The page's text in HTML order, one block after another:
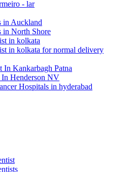
- lar
in Auckland
in North Shore
in kolkata
in kolkata for normal delivery
In Kankarbagh Patna
In Henderson NV
Hospitals in hyderabad